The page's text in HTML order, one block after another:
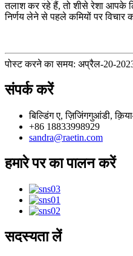
तलाश कर रहे हैं, तो शीसे रेशा आपके
निर्णय लेने से पहले कमियों पर विचार
पोस्ट करने का समय: अप्रैल-20-
संपर्क करें
बिल्डिंग ए, ज़िजिंगगुआंडी,
+86 18833998929
sandra@raetin.com
हमारे पर का पालन करें
सदस्यता लें